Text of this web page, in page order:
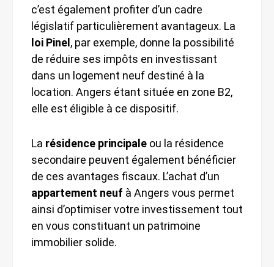
c’est également profiter d’un cadre
législatif particulièrement avantageux. La
loi Pinel, par exemple, donne la possibilité
de réduire ses impôts en investissant
dans un logement neuf destiné à la
location. Angers étant située en zone B2,
elle est éligible à ce dispositif.
La résidence principale ou la résidence
secondaire peuvent également bénéficier
de ces avantages fiscaux. L’achat d’un
appartement neuf à Angers vous permet
ainsi d’optimiser votre investissement tout
en vous constituant un patrimoine
immobilier solide.